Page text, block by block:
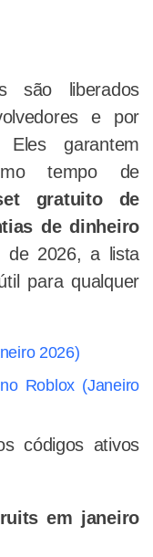
são liberados
e por
garantem
tempo de
gratuito de
de dinheiro
de 2026, a lista
para qualquer
2026)
Roblox (Janeiro
códigos ativos
em janeiro